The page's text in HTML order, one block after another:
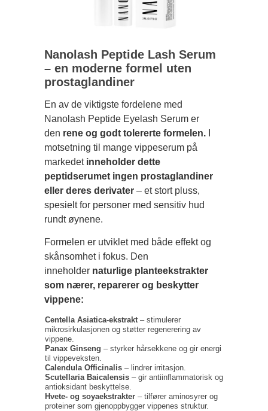
Nanolash Peptide Lash Serum
– en moderne formel uten
prostaglandiner
En av de viktigste fordelene med
Nanolash Peptide Eyelash Serum er
den rene og godt tolererte formelen.
motsetning til mange vippeserum på
markedetinneholder dette
peptidserumet ingen prostaglandiner
eller deres derivater – et stort pluss,
spesielt for personer med sensitiv hud
rundt øynene.
Formelen er utviklet med både effekt og
skånsomhet i fokus. Den
inneholder naturlige planteekstrakter
som nærer, reparerer og beskytter
vippene:
Centella Asiatica-ekstrakt – stimulerer
mikrosirkulasjonen og støtter regenerering av
vippene.
Panax Ginseng – styrker hårsekkene og gir energi
til vippeveksten.
Calendula Officinalis – lindrer irritasjon.
Scutellaria Baicalensis – gir antiinflammatorisk og
antioksidant beskyttelse.
Hvete- og soyaekstrakter – tilfører aminosyrer og
proteiner som gjenoppbygger vippenes struktur.